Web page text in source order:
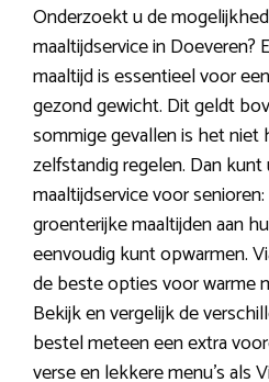
Onderzoekt u de
maaltijdservice in Doeveren?
maaltijd is essentieel voor
gezond gewicht. Dit geldt
sommige gevallen is het niet
zelfstandig regelen. Dan
maaltijdservice voor
groenterijke maaltijden aan
eenvoudig kunt opwarmen.
de beste opties voor warme
Bekijk en vergelijk de
bestel meteen een extra
verse en lekkere menu’s als